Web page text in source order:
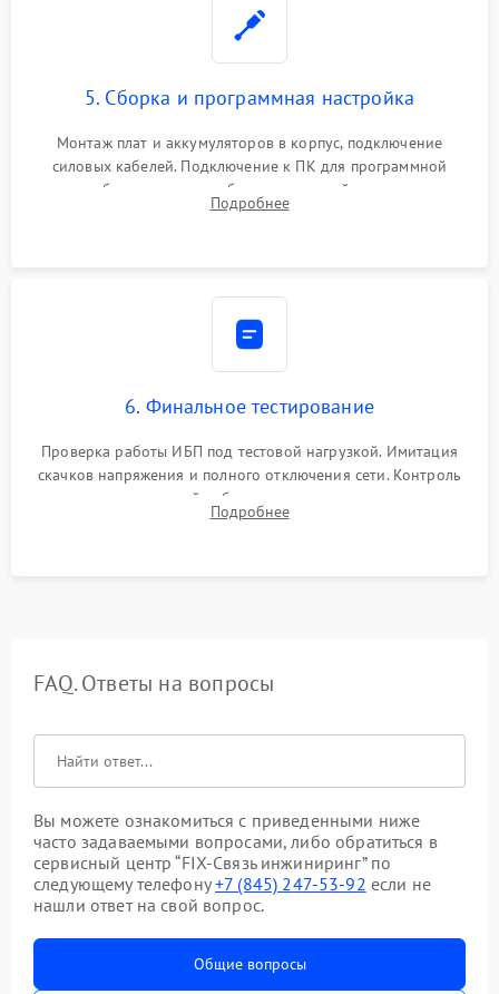
5. Сборка и программная настройка
Монтаж плат и аккумуляторов в корпус, подключение
силовых кабелей. Подключение к ПК для программной
калибровки констант батареи, настройки порогов
срабатывания AVR и сброса счетчиков старения АКБ.
Подробнее
6. Финальное тестирование
Проверка работы ИБП под тестовой нагрузкой. Имитация
скачков напряжения и полного отключения сети. Контроль
времени автономной работы, температурного режима и
корректности формы выходного сигнала.
Подробнее
FAQ. Ответы на вопросы
Вы можете ознакомиться с приведенными ниже
часто задаваемыми вопросами, либо обратиться в
сервисный центр “FIX-Связь инжиниринг” по
следующему телефону+7 (845) 247-53-92 если не
нашли ответ на свой вопрос.
Общие вопросы